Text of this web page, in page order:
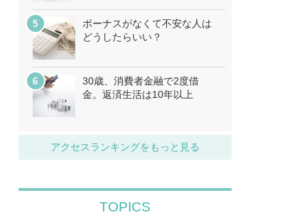
ボーナスがなくて不安な人は
どうしたらいい？
30歳、消費者金融で2度借
金。返済生活は10年以上
アクセスランキングをもっと見る
TOPICS